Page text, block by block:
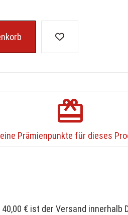
redeem
Prämienpunkte für dieses
€ ist der Versand